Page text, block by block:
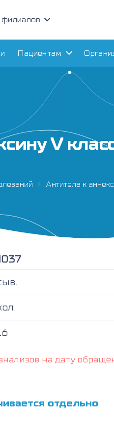
Пациентам
V
Антитела к
на дату
отдельно